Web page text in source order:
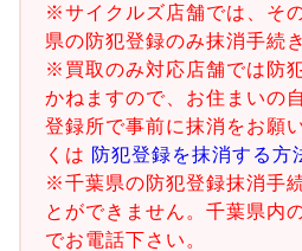
※サイクルズ店舗では、そ
県の防犯登録のみ抹消手続
※買取のみ対応店舗では防
かねますので、お住まいの
登録所で事前に抹消をお願
くは 防犯登録を抹消する方
※千葉県の防犯登録抹消手
とができません。千葉県内
でお電話下さい。